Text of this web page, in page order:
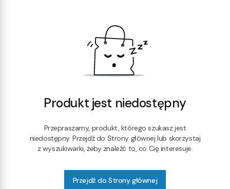
Produkt jest niedostępny
Przepraszamy, produkt, którego szukasz jest
niedostępny. Przejdź do Strony głównej lub skorzystaj
z wyszukiwarki, żeby znaleźć to, co Cię interesuje.
Przejdź do Strony głównej